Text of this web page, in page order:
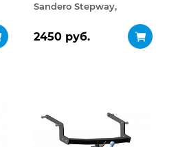
Sandero Stepway,
2450 руб.